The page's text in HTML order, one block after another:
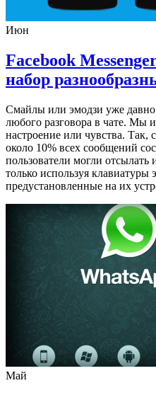
Июн
Facebook
набор
Смайлы или эмодзи уже
любого разговора в чате. Мы
настроение или чувства. Так,
около 10% всех сообщений
пользователи могли отсылать
только используя
предустановленные на их
Май